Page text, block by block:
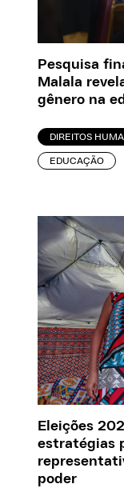
Pesquisa
Malala
gênero na
DIREITOS
EDUCAÇÃO
Eleições
estratégias
poder